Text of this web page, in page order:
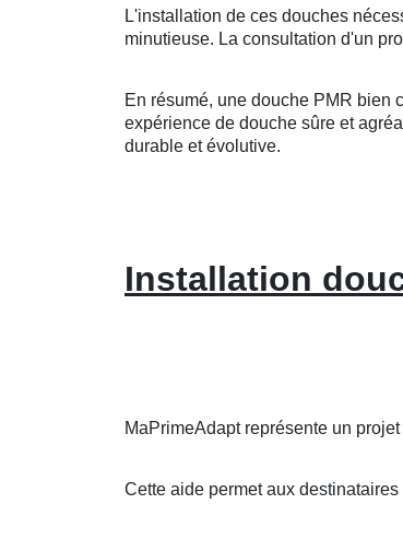
L'installation de ces douches
minutieuse. La consultation d'un
En résumé, une douche PMR bien
expérience de douche sûre et
durable et évolutive.
Installation
MaPrimeAdapt représente un
Cette aide permet aux